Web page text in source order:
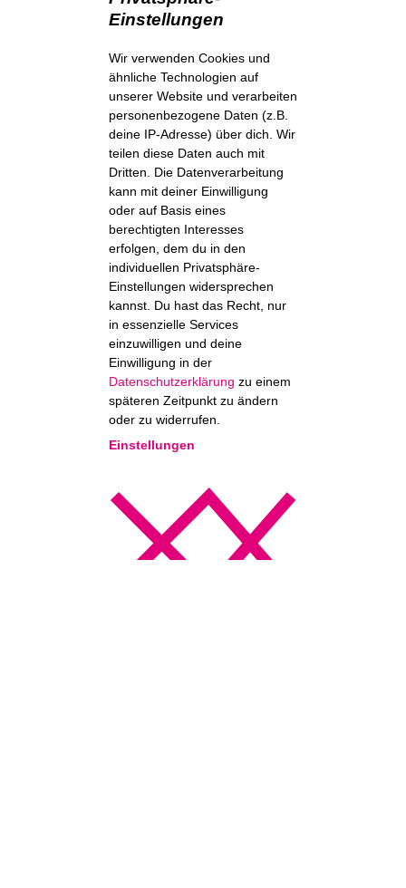
Einstellungen
Wir verwenden Cookies und
ähnliche Technologien auf
unserer Website und verarbeiten
personenbezogene Daten (z.B.
deine IP-Adresse) über dich. Wir
teilen diese Daten auch mit
Dritten. Die Datenverarbeitung
kann mit deiner Einwilligung
oder auf Basis eines
berechtigten Interesses
erfolgen, dem du in den
individuellen Privatsphäre-
Einstellungen widersprechen
kannst. Du hast das Recht, nur
in essenzielle Services
einzuwilligen und deine
Einwilligung in der
Datenschutzerklärung zu einem
späteren Zeitpunkt zu ändern
oder zu widerrufen.
Einstellungen